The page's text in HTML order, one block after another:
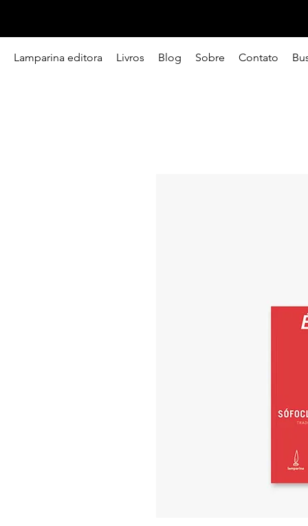
Lamparina editora Livros Blog Sobre Contato